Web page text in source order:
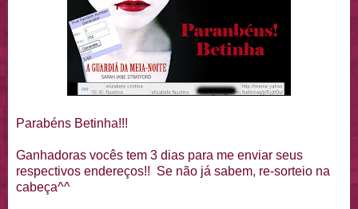
Parabéns Betinha!!!
Ganhadoras vocês tem 3 dias para me enviar seus
respectivos endereços!! Se não já sabem, re-sorteio na
cabeça^^